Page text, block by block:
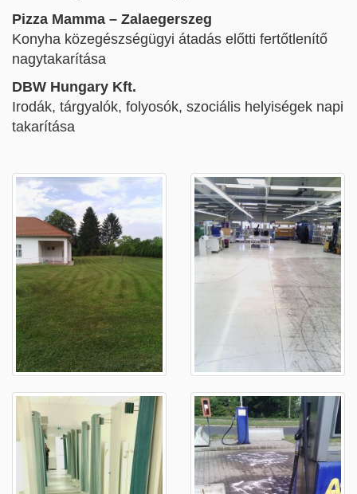
Pizza Mamma – Zalaegerszeg
Konyha közegészségügyi átadás előtti fertőtlenítő
nagytakarítása
DBW Hungary Kft.
Irodák, tárgyalók, folyosók, szociális helyiségek napi
takarítása